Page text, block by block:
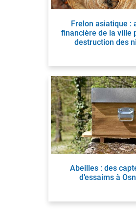
Frelon asiatique :
financière de la ville
destruction des
Abeilles : des
d’essaims à